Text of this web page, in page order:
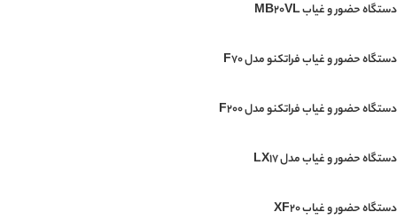
دستگاه حضور و غیاب MB20VL
دستگاه حضور و غیاب فراتکنو مدل F70
دستگاه حضور و غیاب فراتکنو مدل F200
دستگاه حضور و غیاب مدل LX17
دستگاه حضور و غیاب XF20